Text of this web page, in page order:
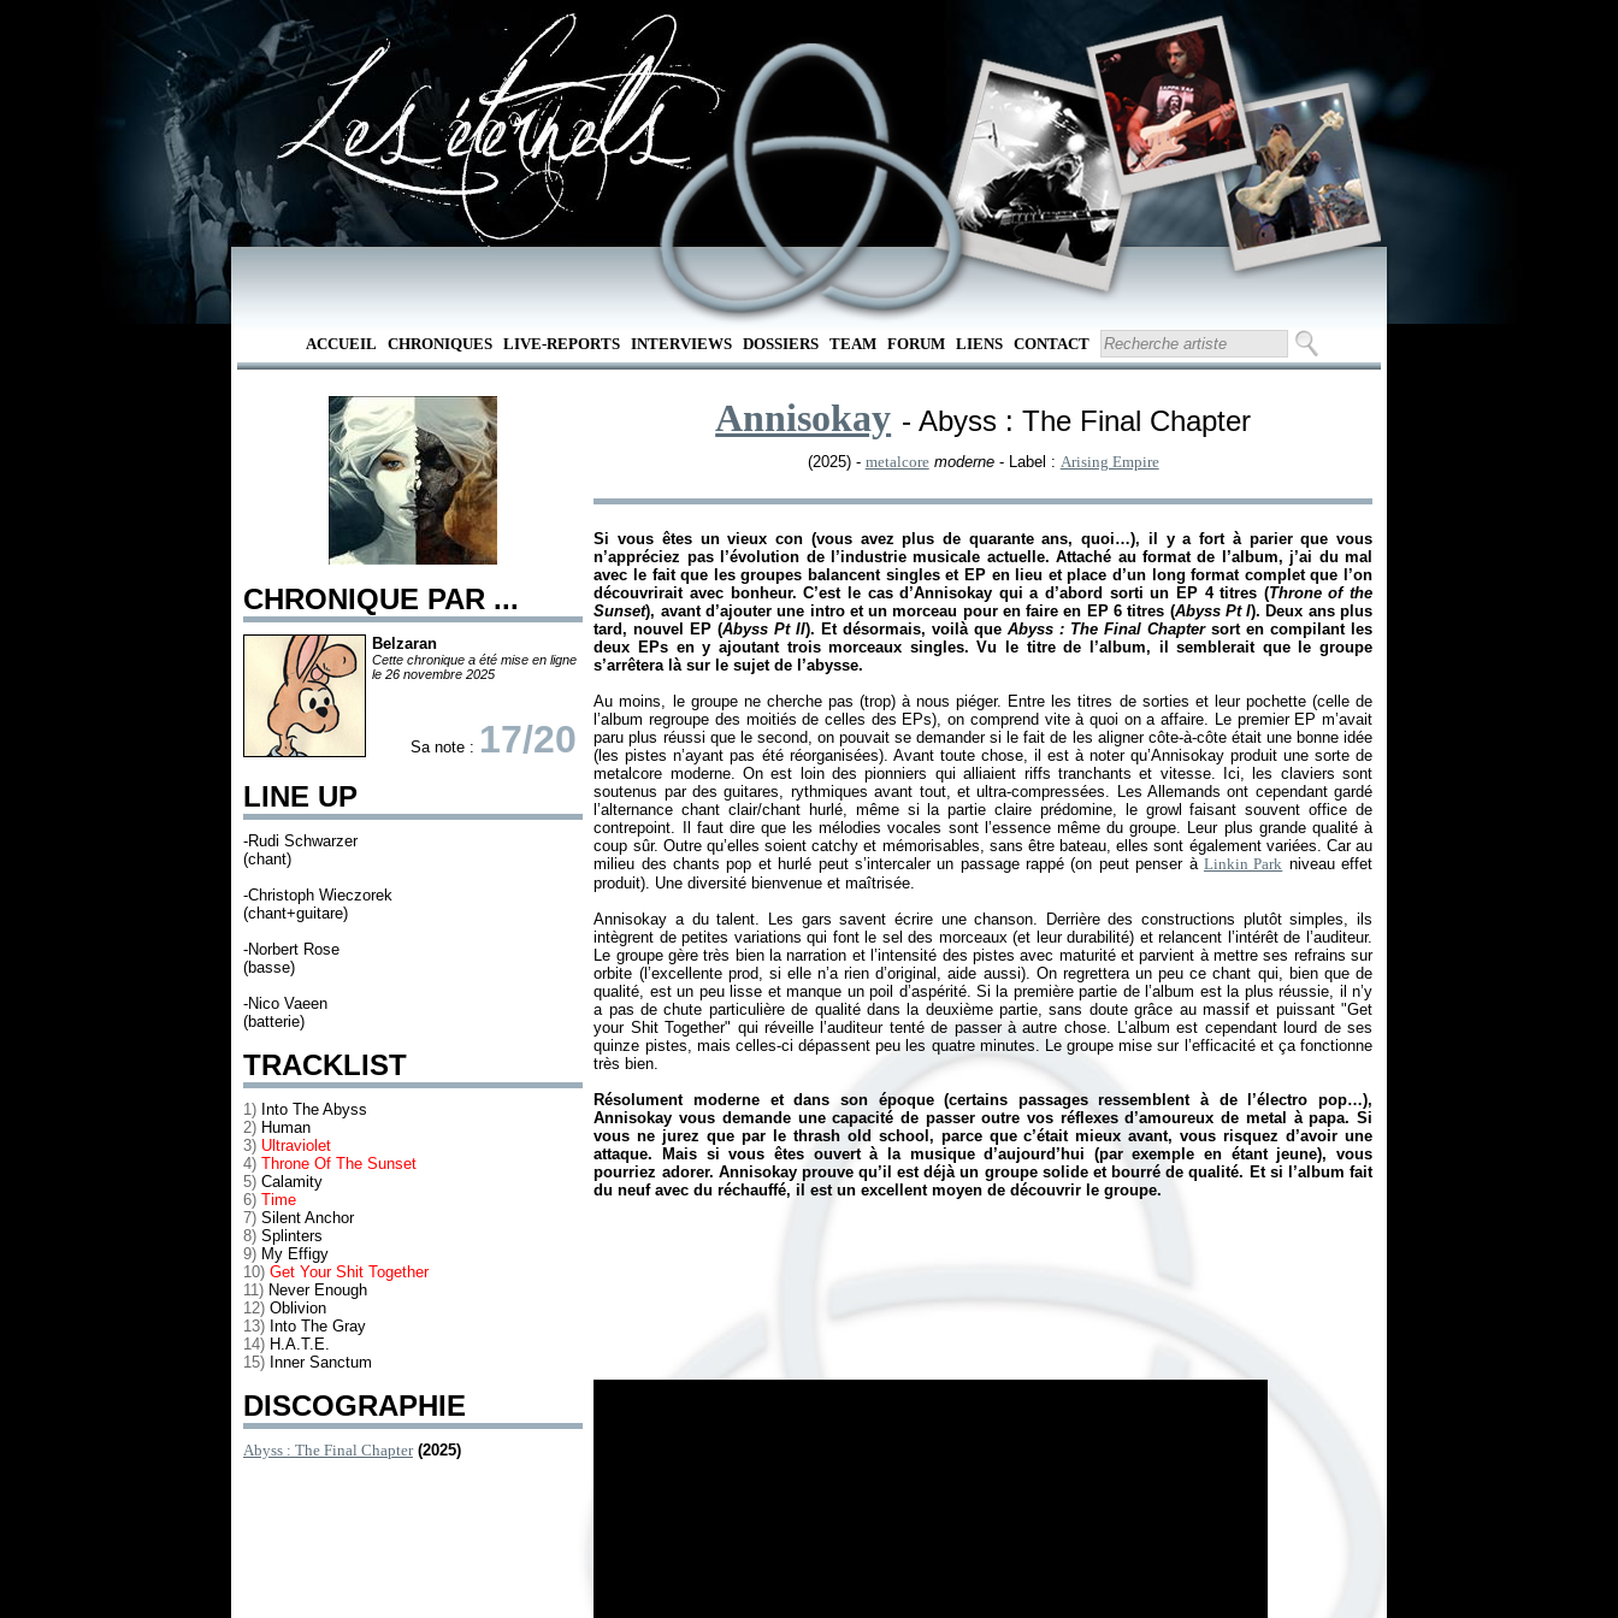
ACCUEIL CHRONIQUES LIVE-REPORTS INTERVIEWS DOSSIERS TEAM FORUM LIENS CONTACT
CHRONIQUE PAR ...
Belzaran
Cette chronique a été mise en ligne
le 26 novembre 2025
Sa note : 17/20
LINE UP
-Rudi Schwarzer
(chant)
-Christoph Wieczorek
(chant+guitare)
-Norbert Rose
(basse)
-Nico Vaeen
(batterie)
TRACKLIST
1) Into The Abyss
2) Human
3) Ultraviolet
4) Throne Of The Sunset
5) Calamity
6) Time
7) Silent Anchor
8) Splinters
9) My Effigy
10) Get Your Shit Together
11) Never Enough
12) Oblivion
13) Into The Gray
14) H.A.T.E.
15) Inner Sanctum
DISCOGRAPHIE
Abyss : The Final Chapter (2025)
Annisokay - Abyss : The Final Chapter
(2025) - metalcore moderne- Label : Arising Empire
Si vous êtes un vieux con (vous avez plus de quarante ans, quoi…), il y a fort à parier que vous
n’appréciez pas l’évolution de l’industrie musicale actuelle. Attaché au format de l’album, j’ai du mal
avec le fait que les groupes balancent singles et EP en lieu et place d’un long format complet que l’on
découvrirait avec bonheur. C’est le cas d’Annisokay qui a d’abord sorti un EP 4 titres (Throne of the
Sunset), avant d’ajouter une intro et un morceau pour en faire en EP 6 titres (Abyss Pt I). Deux ans plus
tard, nouvel EP (Abyss Pt II). Et désormais, voilà queAbyss : The Final Chaptersort en compilant les
deux EPs en y ajoutant trois morceaux singles. Vu le titre de l’album, il semblerait que le groupe
s’arrêtera là sur le sujet de l’abysse.
Au moins, le groupe ne cherche pas (trop) à nous piéger. Entre les titres de sorties et leur pochette (celle de
l’album regroupe des moitiés de celles des EPs), on comprend vite à quoi on a affaire. Le premier EP m’avait
paru plus réussi que le second, on pouvait se demander si le fait de les aligner côte-à-côte était une bonne idée
(les pistes n’ayant pas été réorganisées). Avant toute chose, il est à noter qu’Annisokay produit une sorte de
metalcore moderne. On est loin des pionniers qui alliaient riffs tranchants et vitesse. Ici, les claviers sont
soutenus par des guitares, rythmiques avant tout, et ultra-compressées. Les Allemands ont cependant gardé
l’alternance chant clair/chant hurlé, même si la partie claire prédomine, le growl faisant souvent office de
contrepoint. Il faut dire que les mélodies vocales sont l’essence même du groupe. Leur plus grande qualité à
coup sûr. Outre qu’elles soient catchy et mémorisables, sans être bateau, elles sont également variées. Car au
milieu des chants pop et hurlé peut s’intercaler un passage rappé (on peut penser à Linkin Park niveau effet
produit). Une diversité bienvenue et maîtrisée.
Annisokay a du talent. Les gars savent écrire une chanson. Derrière des constructions plutôt simples, ils
intègrent de petites variations qui font le sel des morceaux (et leur durabilité) et relancent l’intérêt de l’auditeur.
Le groupe gère très bien la narration et l’intensité des pistes avec maturité et parvient à mettre ses refrains sur
orbite (l’excellente prod, si elle n’a rien d’original, aide aussi). On regrettera un peu ce chant qui, bien que de
qualité, est un peu lisse et manque un poil d’aspérité. Si la première partie de l’album est la plus réussie, il n’y
a pas de chute particulière de qualité dans la deuxième partie, sans doute grâce au massif et puissant "Get
your Shit Together" qui réveille l’auditeur tenté de passer à autre chose. L’album est cependant lourd de ses
quinze pistes, mais celles-ci dépassent peu les quatre minutes. Le groupe mise sur l’efficacité et ça fonctionne
très bien.
Résolument moderne et dans son époque (certains passages ressemblent à de l’électro pop…),
Annisokay vous demande une capacité de passer outre vos réflexes d’amoureux de metal à papa. Si
vous ne jurez que par le thrash old school, parce que c’était mieux avant, vous risquez d’avoir une
attaque. Mais si vous êtes ouvert à la musique d’aujourd’hui (par exemple en étant jeune), vous
pourriez adorer. Annisokay prouve qu’il est déjà un groupe solide et bourré de qualité. Et si l’album fait
du neuf avec du réchauffé, il est un excellent moyen de découvrir le groupe.